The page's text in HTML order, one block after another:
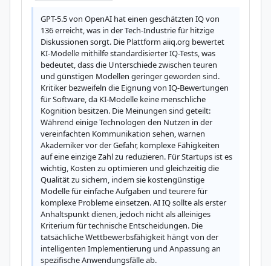
GPT-5.5 von OpenAI hat einen geschätzten IQ von
136 erreicht, was in der Tech-Industrie für hitzige
Diskussionen sorgt. Die Plattform aiiq.org bewertet
KI-Modelle mithilfe standardisierter IQ-Tests, was
bedeutet, dass die Unterschiede zwischen teuren
und günstigen Modellen geringer geworden sind.
Kritiker bezweifeln die Eignung von IQ-Bewertungen
für Software, da KI-Modelle keine menschliche
Kognition besitzen. Die Meinungen sind geteilt:
Während einige Technologen den Nutzen in der
vereinfachten Kommunikation sehen, warnen
Akademiker vor der Gefahr, komplexe Fähigkeiten
auf eine einzige Zahl zu reduzieren. Für Startups ist es
wichtig, Kosten zu optimieren und gleichzeitig die
Qualität zu sichern, indem sie kostengünstige
Modelle für einfache Aufgaben und teurere für
komplexe Probleme einsetzen. AI IQ sollte als erster
Anhaltspunkt dienen, jedoch nicht als alleiniges
Kriterium für technische Entscheidungen. Die
tatsächliche Wettbewerbsfähigkeit hängt von der
intelligenten Implementierung und Anpassung an
spezifische Anwendungsfälle ab.